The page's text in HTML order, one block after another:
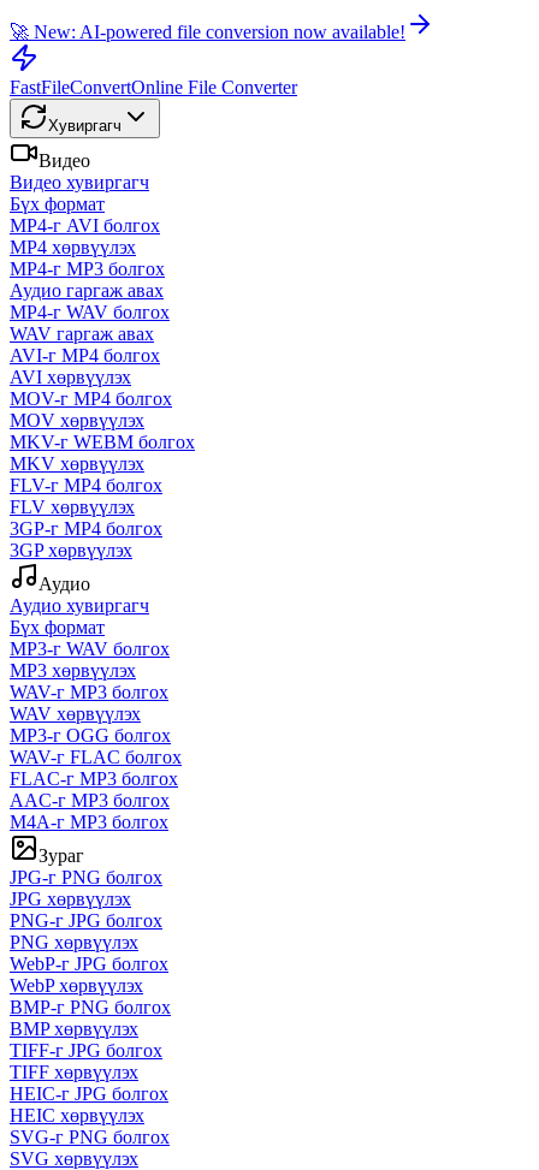
🚀 New: AI-powered file conversion now available!
FastFileConvertOnline File Converter
Хувиргагч
Видео
Видео хувиргагч
Бүх формат
MP4-г AVI болгох
MP4 хөрвүүлэх
MP4-г MP3 болгох
Аудио гаргаж авах
MP4-г WAV болгох
WAV гаргаж авах
AVI-г MP4 болгох
AVI хөрвүүлэх
MOV-г MP4 болгох
MOV хөрвүүлэх
MKV-г WEBM болгох
MKV хөрвүүлэх
FLV-г MP4 болгох
FLV хөрвүүлэх
3GP-г MP4 болгох
3GP хөрвүүлэх
Аудио
Аудио хувиргагч
Бүх формат
MP3-г WAV болгох
MP3 хөрвүүлэх
WAV-г MP3 болгох
WAV хөрвүүлэх
MP3-г OGG болгох
WAV-г FLAC болгох
FLAC-г MP3 болгох
AAC-г MP3 болгох
M4A-г MP3 болгох
Зураг
JPG-г PNG болгох
JPG хөрвүүлэх
PNG-г JPG болгох
PNG хөрвүүлэх
WebP-г JPG болгох
WebP хөрвүүлэх
BMP-г PNG болгох
BMP хөрвүүлэх
TIFF-г JPG болгох
TIFF хөрвүүлэх
HEIC-г JPG болгох
HEIC хөрвүүлэх
SVG-г PNG болгох
SVG хөрвүүлэх